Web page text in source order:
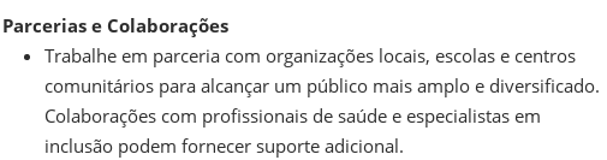
Parcerias e Colaborações
Trabalhe em parceria com organizações locais, escolas e centros
comunitários para alcançar um público mais amplo e diversificado.
Colaborações com profissionais de saúde e especialistas em
inclusão podem fornecer suporte adicional.